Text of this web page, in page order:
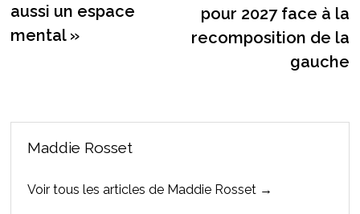
aussi un espace
mental »
pour 2027 face à la
recomposition de la
gauche
Maddie Rosset
Voir tous les articles de Maddie Rosset →